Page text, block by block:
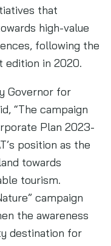
that
high-value
following the
edition in 2020.
Governor for
“The campaign
Plan 2023-
position as the
towards
tourism.
campaign
the awareness
destination for